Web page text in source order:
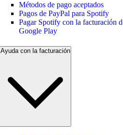
Métodos de pago aceptados
Pagos de PayPal para Spotify
Pagar Spotify con la facturación
Google Play
Ayuda con la facturación